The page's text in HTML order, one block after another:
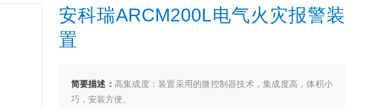
安科瑞ARCM200L电气火灾报警装
置
简要描述： 高集成度：装置采用的微控制器技术，集成度高，体积小
巧，安装方便。